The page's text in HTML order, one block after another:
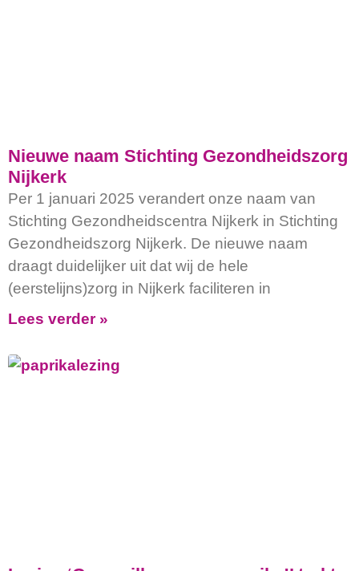
Nieuwe naam Stichting Gezondheidszorg
Nijkerk
Per 1 januari 2025 verandert onze naam van
Stichting Gezondheidscentra Nijkerk in Stichting
Gezondheidszorg Nijkerk. De nieuwe naam
draagt duidelijker uit dat wij de hele
(eerstelijns)zorg in Nijkerk faciliteren in
Lees verder »